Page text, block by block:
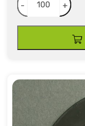
- +